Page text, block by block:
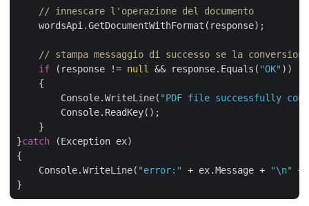
// innescare l'operazione del documento
    wordsApi.GetDocumentWithFormat(response);
// stampa messaggio di successo se la
if (response != null && response.Equals( "OK" ))
    {
        Console.WriteLine(
"PDF file successfully
        Console.ReadKey();
    }
}catch (Exception ex)
{
    Console.WriteLine(
"error:" + ex.Message + "\n"
+